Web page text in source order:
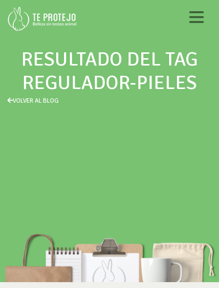
RESULTADO DEL TAG
REGULADOR-PIELES
VOLVER AL BLOG